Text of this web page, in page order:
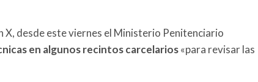
X, desde este viernes el Ministerio Penitenciario
en algunos recintos carcelarios«para revisar las